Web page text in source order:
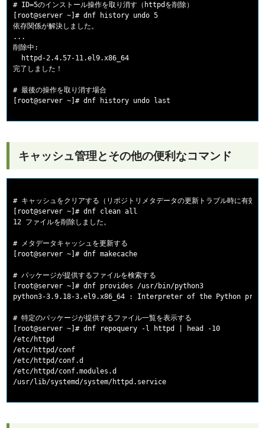
# ID=5のインストール操作を取り消す（httpdを削除）
[root@server ~]# dnf history undo 5
依存関係が解決しました。
...
削除中:
  httpd-2.4.57-11.el9.x86_64
完了しました！
# 最後の操作を取り消す場合
キャッシュ管理とその他の便利なコマンド
# キャッシュをクリアする（リポジトリメタデータの更新トラブル時に有効）
[root@server ~]# dnf clean all
12 ファイルを削除しました。
# メタデータキャッシュを更新する
[root@server ~]# dnf makecache
# パッケージが提供するファイルを検索する
[root@server ~]# dnf provides /usr/bin/python3
python3-3.9.18-3.el9.x86_64 : Interpreter of the Python
# 特定のパッケージが提供するファイル一覧を表示する
[root@server ~]# dnf repoquery -l httpd | head -10
/etc/httpd
/etc/httpd/conf
/etc/httpd/conf.d
/etc/httpd/conf.modules.d